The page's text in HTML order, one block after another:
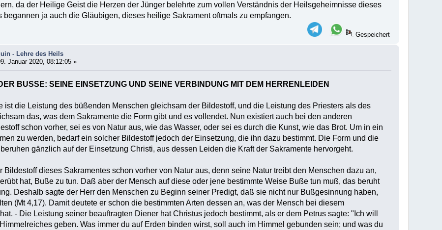
da der Heilige Geist die Herzen der Jünger belehrte zum vollen Verständnis der Heilsgeheimnisse dieses
begannen ja auch die Gläubigen, dieses heilige Sakrament oftmals zu empfangen.
Gespeichert
- Lehre des Heils
Januar 2020, 08:12:05 »
BUSSE: SEINE EINSETZUNG UND SEINE VERBINDUNG MIT DEM HERRENLEIDEN
ist die Leistung des büßenden Menschen gleichsam der Bildestoff, und die Leistung des Priesters als des
das, was dem Sakramente die Form gibt und es vollendet. Nun existiert auch bei den anderen
schon vorher, sei es von Natur aus, wie das Wasser, oder sei es durch die Kunst, wie das Brot. Um in ein
zu werden, bedarf ein solcher Bildestoff jedoch der Einsetzung, die ihn dazu bestimmt. Die Form und die
gänzlich auf der Einsetzung Christi, aus dessen Leiden die Kraft der Sakramente hervorgeht.
Bildestoff dieses Sakramentes schon vorher von Natur aus, denn seine Natur treibt den Menschen dazu an,
hat, Buße zu tun. Daß aber der Mensch auf diese oder jene bestimmte Weise Buße tun muß, das beruht
Deshalb sagte der Herr den Menschen zu Beginn seiner Predigt, daß sie nicht nur Bußgesinnung haben,
(Mt 4,17). Damit deutete er schon die bestimmten Arten dessen an, was der Mensch bei diesem
- Die Leistung seiner beauftragten Diener hat Christus jedoch bestimmt, als er dem Petrus sagte: "Ich will
geben. Was immer du auf Erden binden wirst, soll auch im Himmel gebunden sein; und was du